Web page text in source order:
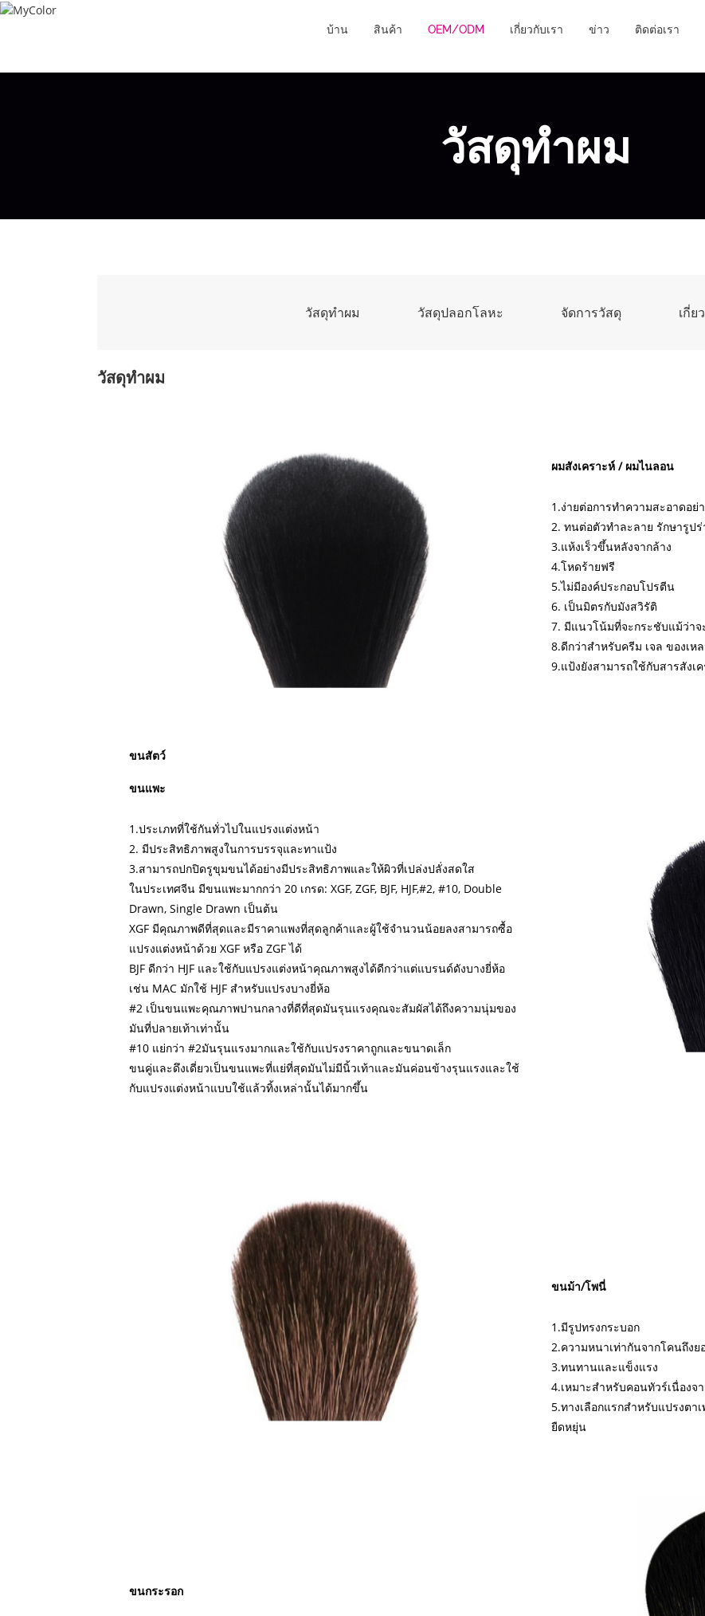
บ้าน สินค้า OEM/ODM เกี่ยวกับเรา ข่าว ติดต่อเรา
วัสดุทำผม
วัสดุทำผม วัสดุปลอกโลหะ จัดการวัสดุ เกี่ย
วัสดุทำผม
ผมสังเคราะห์ / ผมไนลอน
1.ง่ายต่อการทำความสะอาดอย่
2. ทนต่อตัวทำละลาย รักษารูปร่
3.แห้งเร็วขึ้นหลังจากล้าง
4.โหดร้ายฟรี
5.ไม่มีองค์ประกอบโปรตีน
6. เป็นมิตรกับมังสวิรัติ
7. มีแนวโน้มที่จะกระชับแม้ว่า
8.ดีกว่าสำหรับครีม เจล ของเห
9.แป้งยังสามารถใช้กับสารสัง
ขนสัตว์
ขนแพะ
1.ประเภทที่ใช้กันทั่วไปในแปรงแต่งหน้า
2. มีประสิทธิภาพสูงในการบรรจุและทาแป้ง
3.สามารถปกปิดรูขุมขนได้อย่างมีประสิทธิภาพและให้ผิวที่เปล่งปลั่งสดใส
ในประเทศจีน มีขนแพะมากกว่า 20 เกรด: XGF, ZGF, BJF, HJF,#2, #10, Double
Drawn, Single Drawn เป็นต้น
XGF มีคุณภาพดีที่สุดและมีราคาแพงที่สุดลูกค้าและผู้ใช้จำนวนน้อยลงสามารถซื้อ
แปรงแต่งหน้าด้วย XGF หรือ ZGF ได้
BJF ดีกว่า HJF และใช้กับแปรงแต่งหน้าคุณภาพสูงได้ดีกว่าแต่แบรนด์ดังบางยี่ห้อ
เช่น MAC มักใช้ HJF สำหรับแปรงบางยี่ห้อ
#2 เป็นขนแพะคุณภาพปานกลางที่ดีที่สุดมันรุนแรงคุณจะสัมผัสได้ถึงความนุ่มของ
มันที่ปลายเท้าเท่านั้น
#10 แย่กว่า #2มันรุนแรงมากและใช้กับแปรงราคาถูกและขนาดเล็ก
ขนคู่และดึงเดี่ยวเป็นขนแพะที่แย่ที่สุดมันไม่มีนิ้วเท้าและมันค่อนข้างรุนแรงและใช้
กับแปรงแต่งหน้าแบบใช้แล้วทิ้งเหล่านั้นได้มากขึ้น
ขนม้า/โพนี่
1.มีรูปทรงกระบอก
2.ความหนาเท่ากันจากโคนถึงย
3.ทนทานและแข็งแรง
4.เหมาะสำหรับคอนทัวร์เนื่องจ
5.ทางเลือกแรกสำหรับแปรงต
ยืดหยุ่น
ขนกระรอก